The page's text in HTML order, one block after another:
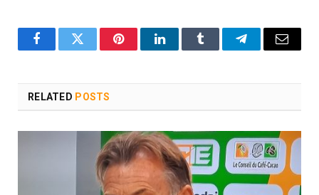
FacebookTwitter PinterestLinkedInTumblr TelegramEmail
RELATED POSTS